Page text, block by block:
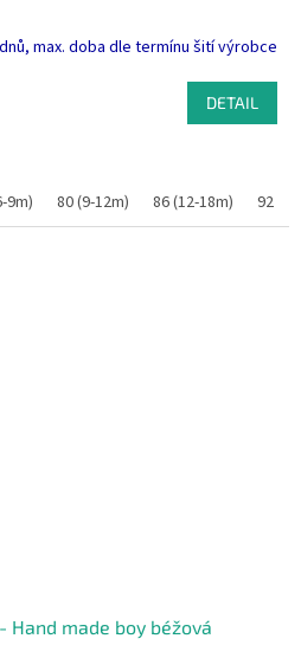
dnů, max. doba dle termínu šití výrobce
DETAIL
9m) 80 (9-12m) 86 (12-18m) 92
Hand made boy béžová